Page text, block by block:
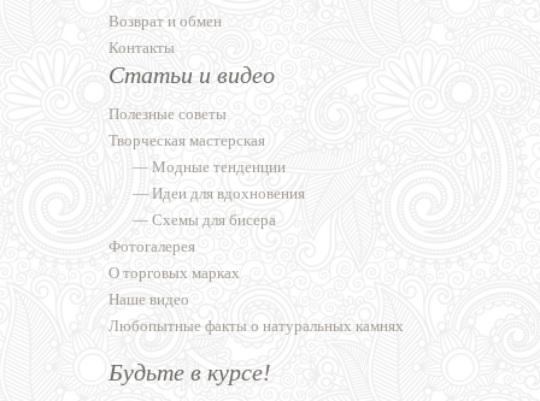
Возврат и обмен
Контакты
Статьи и видео
Полезные советы
Творческая мастерская
— Модные тенденции
— Идеи для вдохновения
— Схемы для бисера
Фотогалерея
О торговых марках
Наше видео
Любопытные факты о натуральных камнях
Будьте в курсе!